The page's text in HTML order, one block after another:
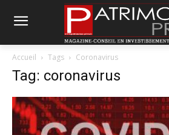
Accueil Tags Coronavirus
Tag: coronavirus